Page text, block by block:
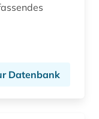
Datenbank